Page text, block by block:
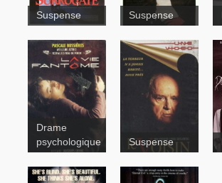
The
Surrogate
Suspense
Suspense
La vie
fantôme
Drame
psychologique
Suspense